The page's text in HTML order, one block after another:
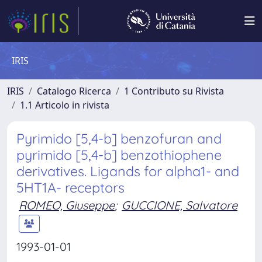
IRIS
IRIS Catalogo Ricerca
1 Contributo su Rivista
1.1 Articolo in rivista
Pyrimido [5,4-b] benzofuran and
pyrimido [5,4-b] benzothiophene
derivatives. Ligands for alpha1- and
5HT1A- receptors
ROMEO, Giuseppe; GUCCIONE, Salvatore
1993-01-01